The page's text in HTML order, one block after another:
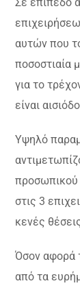
αυτών που
ποσοστιαία
για το
είναι
Υψηλό
προσωπικού
στις 3
κενές
Όσον αφορά
από τα